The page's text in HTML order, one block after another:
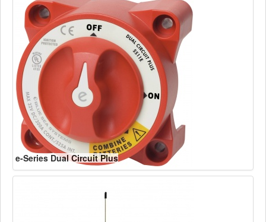
e-Series Dual Circuit Plus